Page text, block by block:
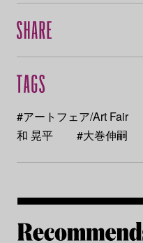
#アートフェア/Art Fair
和 晃平
#大巻伸嗣